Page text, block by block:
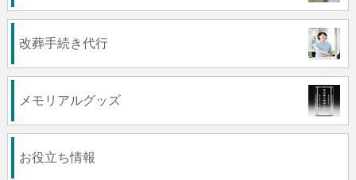
改葬手続き代行
メモリアルグッズ
お役立ち情報